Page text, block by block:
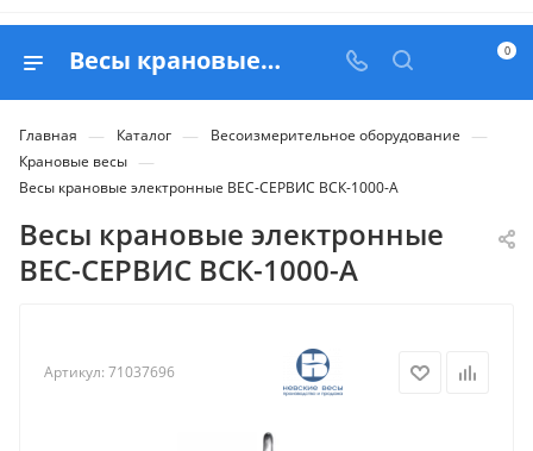
Весы крановые электронные ВЕС-СЕРВИС ВСК-1000-А - купить в Белапекс 0
Главная — Каталог — Весоизмерительное оборудование —
Крановые весы —
Весы крановые электронные ВЕС-СЕРВИС ВСК-1000-А
Весы крановые электронные
ВЕС-СЕРВИС ВСК-1000-А
Артикул: 71037696